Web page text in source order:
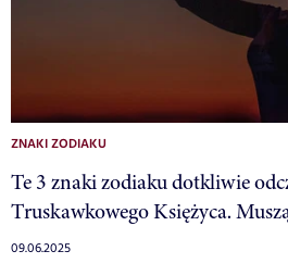
ZNAKI ZODIAKU
Te 3 znaki zodiaku dotkliwie
Truskawkowego Księżyca.
09.06.2025